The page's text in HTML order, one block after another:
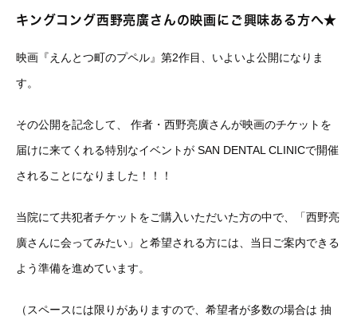
キングコング西野亮廣さんの映画にご興味ある方へ★
映画『えんとつ町のプペル』第2作目、いよいよ公開になりま
す。
その公開を記念して、 作者・西野亮廣さんが映画のチケットを
届けに来てくれる特別なイベントが SAN DENTAL CLINICで開催
されることになりました！！！
当院にて共犯者チケットをご購入いただいた方の中で、「西野亮
廣さんに会ってみたい」と希望される方には、当日ご案内できる
よう準備を進めています。
（スペースには限りがありますので、希望者が多数の場合は 抽